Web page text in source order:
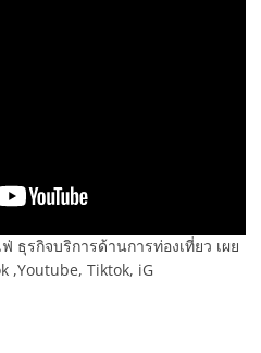
ธุรกิจบริการด้านการท่องเที่ยว เผย
,Youtube, Tiktok, iG